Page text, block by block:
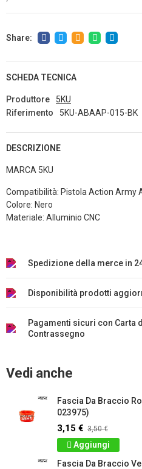
SCHEDA TECNICA
Produttore
5KU
Riferimento
5KU-ABAAP-015-BK
DESCRIZIONE
MARCA 5KU
Compatibilità: Pistola Action Army
Colore: Nero
Materiale: Alluminio CNC
Spedizione della merce in
Disponibilità prodotti
Pagamenti sicuri con Carta
Contrassegno
Vedi anche
Fascia Da Braccio
023975)
3,15 € 3,50 €
Aggiungi
Fascia Da Braccio